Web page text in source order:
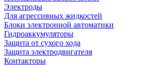
Электроды
Для агрессивных жидкостей
Блоки электронной автоматики
Гидроаккумуляторы
Защита от сухого хода
Защита электродвигателя
Контакторы